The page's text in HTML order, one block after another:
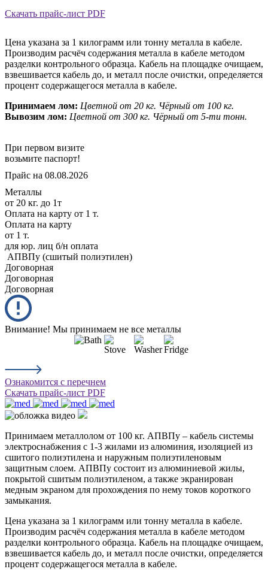
Скачать прайс-лист PDF
Цена указана за 1 килограмм или тонну металла в кабеле.
Производим расчёч содержания металла в кабеле методом
разделки контрольного образца. Кабель на площадке очищаем,
взвешивается кабель до, и металл после очистки, определяется
процент содержащегося металла в кабеле.
Принимаем лом: Цветной от 20 кг. Чёрный от 100 кг.
Вывозим лом: Цветной от 300 кг. Чёрный от 5-ти тонн.
При первом визите
возьмите паспорт!
Прайс на 08.08.2026
Металлы
от 20 кг. до 1т
Оплата на карту от 1 т.
Оплата на карту
от 1 т.
для юр. лиц б/н оплата
АПВПу (сшитый полиэтилен)
Договорная
Договорная
Договорная
Внимание! Мы принимаем не все металлы
Ознакомится с перечнем
Скачать прайс-лист PDF
Принимаем металлолом от 100 кг. АПВПу – кабель системы
электроснабжения с 1-3 жилами из алюминия, изоляцией из
сшитого полиэтилена и наружным полиэтиленовым
защитным слоем. АПВПу состоит из алюминиевой жилы,
покрытой сшитым полиэтиленом, а также экранирован
медным экраном для прохождения по нему токов короткого
замыкания.
Цена указана за 1 килограмм или тонну металла в кабеле.
Производим расчёч содержания металла в кабеле методом
разделки контрольного образца. Кабель на площадке очищаем,
взвешивается кабель до, и металл после очистки, определяется
процент содержащегося металла в кабеле.